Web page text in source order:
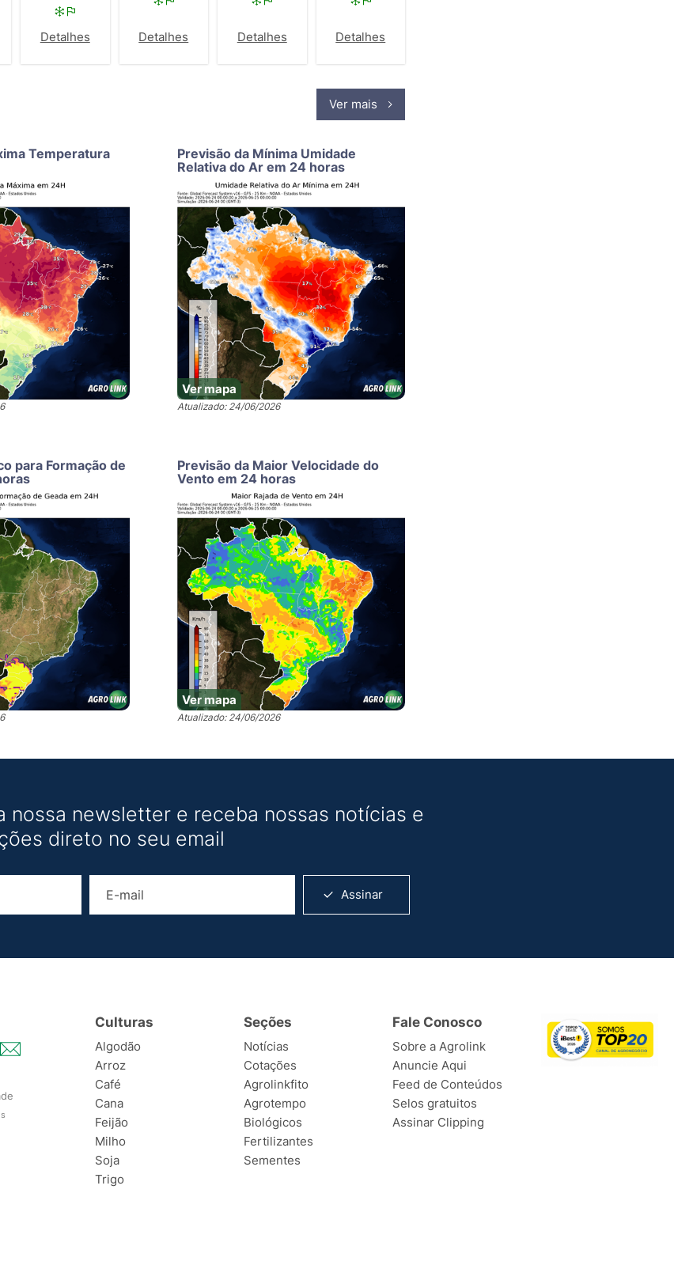
Detalhes Detalhes Detalhes Detalhes
Ver mais
Temperatura
Previsão da Mínima Umidade
Relativa do Ar em 24 horas
Ver mapa
Atualizado: 24/06/2026
para Formação de
Previsão da Maior Velocidade do
Vento em 24 horas
Ver mapa
Atualizado: 24/06/2026
nossa newsletter e receba nossas notícias e
direto no seu email
Assinar
Culturas
Algodão
Arroz
Café
Cana
Feijão
Milho
Soja
Trigo
Seções
Notícias
Cotações
Agrolinkfito
Agrotempo
Biológicos
Fertilizantes
Sementes
Fale Conosco
Sobre a Agrolink
Anuncie Aqui
Feed de Conteúdos
Selos gratuitos
Assinar Clipping